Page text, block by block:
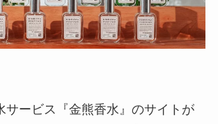
サービス『金熊香水』のサイトが